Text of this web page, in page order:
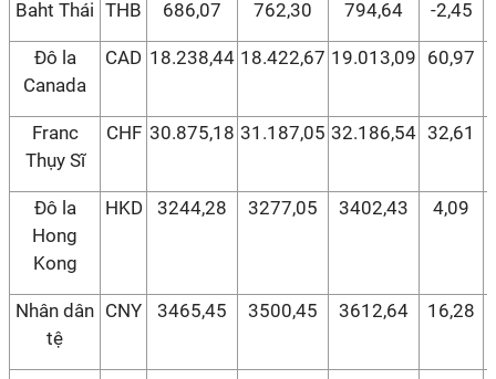
Baht Thái THB 686,07 762,30 794,64 -2,45
Đô la
Canada
CAD 18.238,44 18.422,67 19.013,09 60,97
Franc
Thụy Sĩ
CHF 30.875,18 31.187,05 32.186,54 32,61
Đô la
Hong
Kong
HKD 3244,28 3277,05 3402,43 4,09
Nhân dân
tệ
CNY 3465,45 3500,45 3612,64 16,28